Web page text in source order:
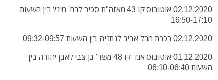
02.12.2020 אוטובוס קו 43 מאזה"ת ספיר לרח' מינץ בין השעות
16:50-17:10
02.12.2020 רכבת מתל אביב לנתניה בין השעות 09:32-09:57
01.12.2020 אוטובוס אגד קו 48 משד' בן צבי לאבן יהודה בין
השעות 06:10-06:40